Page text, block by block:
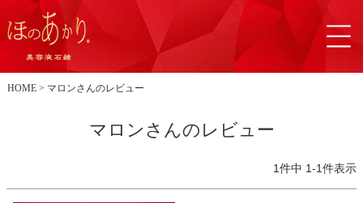
HOME マロンさんのレビュー
マロンさんのレビュー
1件中 1-1件表示